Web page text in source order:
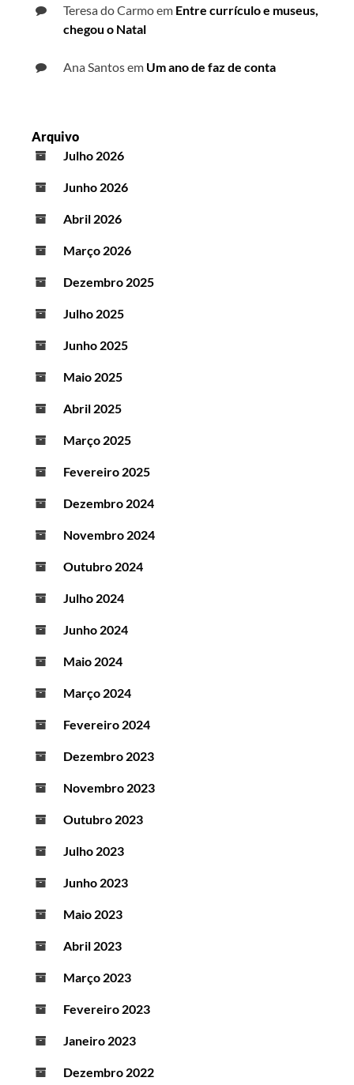
Teresa do Carmoem Entre currículo e museus,
chegou o Natal
Ana Santosem Um ano de faz de conta
Arquivo
Julho 2026
Junho 2026
Abril 2026
Março 2026
Dezembro 2025
Julho 2025
Junho 2025
Maio 2025
Abril 2025
Março 2025
Fevereiro 2025
Dezembro 2024
Novembro 2024
Outubro 2024
Julho 2024
Junho 2024
Maio 2024
Março 2024
Fevereiro 2024
Dezembro 2023
Novembro 2023
Outubro 2023
Julho 2023
Junho 2023
Maio 2023
Abril 2023
Março 2023
Fevereiro 2023
Janeiro 2023
Dezembro 2022